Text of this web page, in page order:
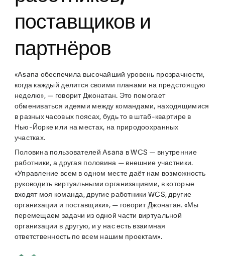
поставщиков и
партнёров
«Asana обеспечила высочайший уровень прозрачности,
когда каждый делится своими планами на предстоящую
неделю», — говорит Джонатан. Это помогает
обмениваться идеями между командами, находящимися
в разных часовых поясах, будь то в штаб-квартире в
Нью-Йорке или на местах, на природоохранных
участках.
Половина пользователей Asana в WCS — внутренние
работники, а другая половина — внешние участники.
«Управление всем в одном месте даёт нам возможность
руководить виртуальными организациями, в которые
входят моя команда, другие работники WCS, другие
организации и поставщики», — говорит Джонатан. «Мы
перемещаем задачи из одной части виртуальной
организации в другую, и у нас есть взаимная
ответственность по всем нашим проектам».